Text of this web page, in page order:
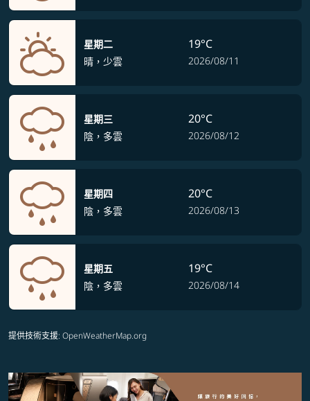
星期二
晴，少雲
19°C
2026/08/11
星期三
陰，多雲
20°C
2026/08/12
星期四
陰，多雲
20°C
2026/08/13
星期五
陰，多雲
19°C
2026/08/14
提供技術支援: OpenWeatherMap.org